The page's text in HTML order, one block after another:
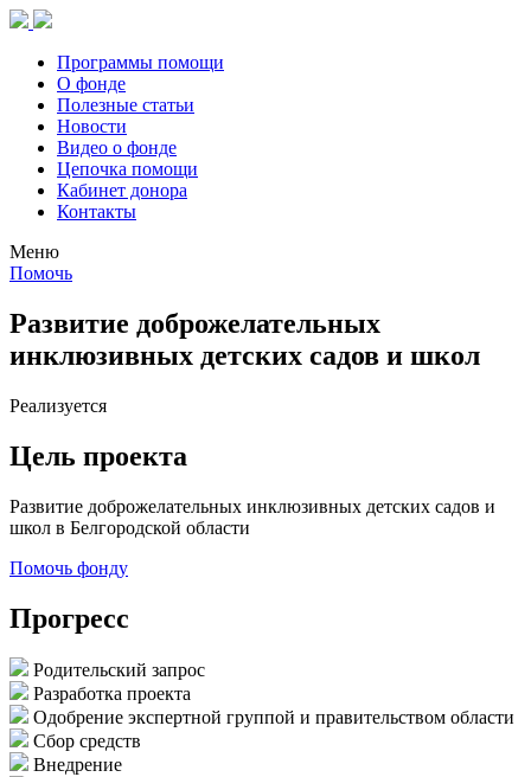
Программы помощи
О фонде
Полезные статьи
Новости
Видео о фонде
Цепочка помощи
Кабинет донора
Контакты
Меню
Помочь
Развитие доброжелательных
инклюзивных детских садов и школ
Реализуется
Цель проекта
Развитие доброжелательных инклюзивных детских садов и
школ в Белгородской области
Помочь фонду
Прогресс
Родительский запрос
Разработка проекта
Одобрение экспертной группой и правительством области
Сбор средств
Внедрение